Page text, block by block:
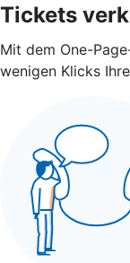
Tickets
Mit dem One-
wenigen Klicks